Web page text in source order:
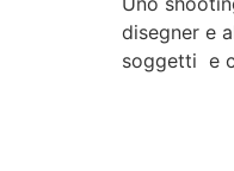
disegner e
soggetti e